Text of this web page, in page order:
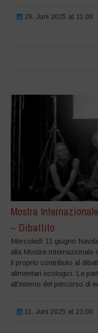
29. Juni 2025 at 11:00
Mostra
– Dibattito
Mercoledì 11 giugno
alla Mostra Internazionale
il proprio contributo al
alimentari ecologici. La
all’interno del percorso di
11. Juni 2025 at 23:00